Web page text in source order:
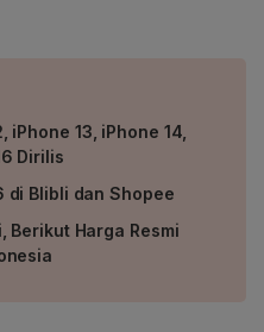
iPhone 13, iPhone 14,
Dirilis
di Blibli dan Shopee
Berikut Harga Resmi